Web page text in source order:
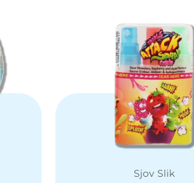
Sjov Slik